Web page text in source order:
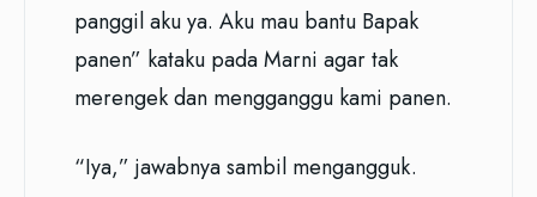
panggil aku ya. Aku mau bantu Bapak
panen” kataku pada Marni agar tak
merengek dan mengganggu kami panen.
“Iya,” jawabnya sambil mengangguk.